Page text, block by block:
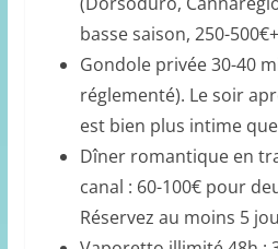
basse saison, 250-
Gondole privée 30-40
réglementé). Le soir
est bien plus intime
Dîner romantique en
canal : 60-100€ pour
Réservez au moins 5